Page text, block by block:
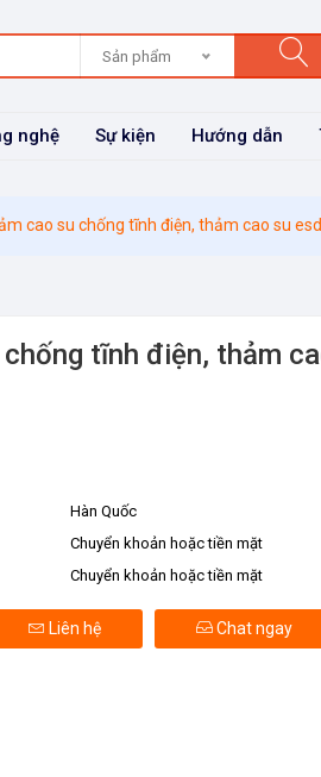
Sản phẩm
nghệ Sự kiện Hướng dẫn
cao su chống tĩnh điện, thảm cao su esd
tĩnh điện, thảm
Hàn Quốc
Chuyển khoản hoặc tiền mặt
Chuyển khoản hoặc tiền mặt
Liên hệ Chat ngay